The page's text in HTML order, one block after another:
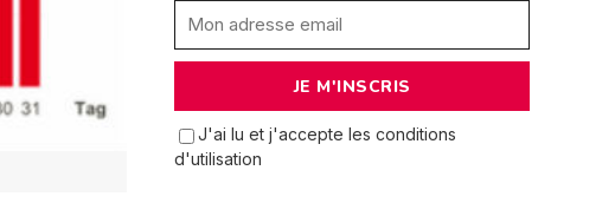
J'ai lu et j'accepte les conditions
d'utilisation